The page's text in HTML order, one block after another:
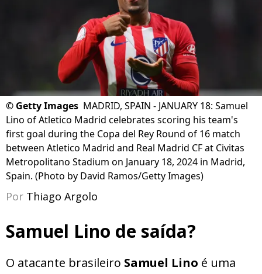
© Getty Images MADRID, SPAIN - JANUARY 18: Samuel
Lino of Atletico Madrid celebrates scoring his team's
first goal during the Copa del Rey Round of 16 match
between Atletico Madrid and Real Madrid CF at Civitas
Metropolitano Stadium on January 18, 2024 in Madrid,
Spain. (Photo by David Ramos/Getty Images)
Por Thiago Argolo
Samuel Lino de saída?
O atacante brasileiro Samuel Lino é uma